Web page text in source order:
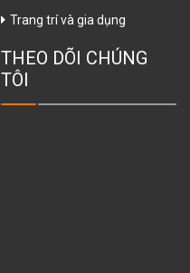
Trang trí và gia dụng
THEO DÕI CHÚNG
TÔI